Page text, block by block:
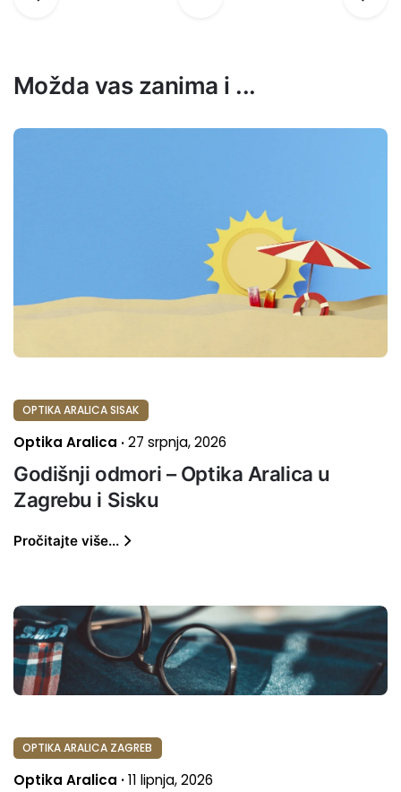
Možda vas zanima i ...
OPTIKA ARALICA SISAK
Optika Aralica 27 srpnja, 2026
Godišnji odmori – Optika Aralica u
Zagrebu i Sisku
Pročitajte više...
OPTIKA ARALICA ZAGREB
Optika Aralica 11 lipnja, 2026